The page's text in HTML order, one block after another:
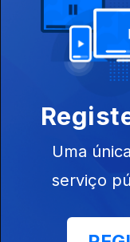
Uma
serviço